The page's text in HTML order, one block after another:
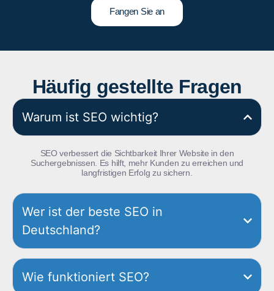
Fangen Sie an
Häufig gestellte Fragen
Warum ist SEO wichtig?
SEO verbessert die Sichtbarkeit Ihrer Website in den
Suchergebnissen. Es hilft, mehr Kunden zu erreichen und
langfristigen Erfolg zu sichern.
Wer ist der beste SEO in
Deutschland?
Wie funktioniert SEO?